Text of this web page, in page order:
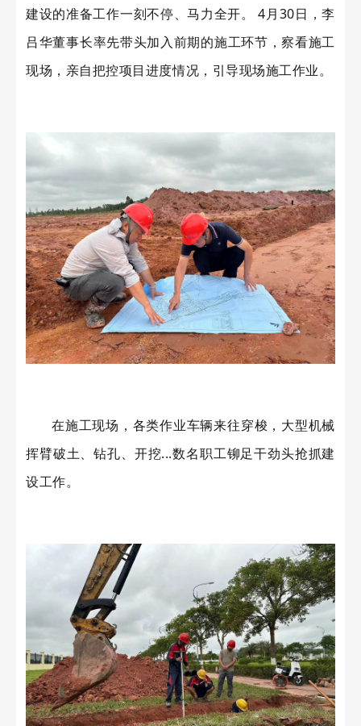
建设的准备工作一刻不停、马力全开。
4月30日，李
吕华董事长率先带头加入前期的施工环节，察看施工
现场，亲自把控项目进度情况，引导现场施工作业。
在施工现场，各类作业车辆来往穿梭，大型机械
挥臂破土、钻孔、开挖...数名职工铆足干劲头抢抓建
设工作。